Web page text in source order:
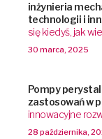
inżynieria
technologii i
się kiedyś, jak
30 marca, 2025
Pompy
zastosowań w
innowacyjne
28 października,